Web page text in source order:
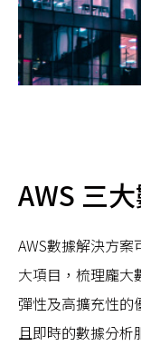
AWS 三
AWS數據解決方
大項目，梳理龐大
彈性及高擴充性的
且即時的數據分析